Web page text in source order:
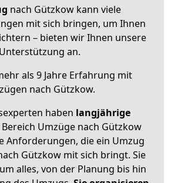
nach Gützkow kann viele
mit sich bringen, um Ihnen
– bieten wir Ihnen unsere
Unterstützung an.
als 9 Jahre Erfahrung mit
nach Gützkow.
haben langjährige
Umzüge nach Gützkow
Anforderungen, die ein Umzug
Gützkow mit sich bringt. Sie
alles, von der Planung bis hin